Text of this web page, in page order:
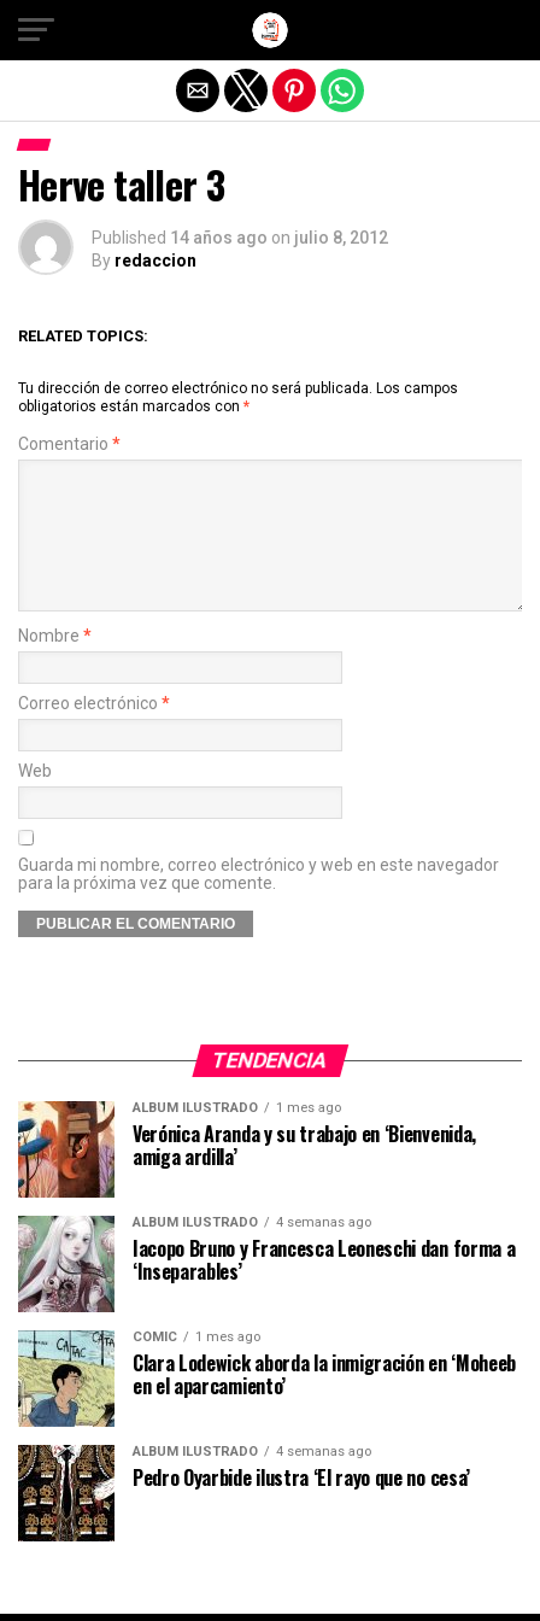
Herve taller 3
Published 14 años ago on julio 8, 2012
By redaccion
RELATED TOPICS:
Tu dirección de correo electrónico no será publicada. Los campos
obligatorios están marcados con *
Comentario *
Nombre *
Correo electrónico *
Web
Guarda mi nombre, correo electrónico y web en este navegador
para la próxima vez que comente.
TENDENCIA
ÁLBUM ILUSTRADO 1 mes ago
Verónica Aranda y su trabajo en ‘Bienvenida,
amiga ardilla’
ÁLBUM ILUSTRADO 4 semanas ago
Iacopo Bruno y Francesca Leoneschi dan forma a
‘Inseparables’
CÓMIC 1 mes ago
Clara Lodewick aborda la inmigración en ‘Moheeb
en el aparcamiento’
ÁLBUM ILUSTRADO 4 semanas ago
Pedro Oyarbide ilustra ‘El rayo que no cesa’
Salir de la versión móvil